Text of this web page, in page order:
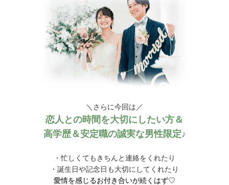
＼さらに今回は／
恋人との時間を大切にしたい方＆
高学歴＆安定職の誠実な男性限定♪
・忙しくてもきちんと連絡をくれたり
・誕生日や記念日も大切にしてくれたり
愛情を感じるお付き合いが続くはず♡